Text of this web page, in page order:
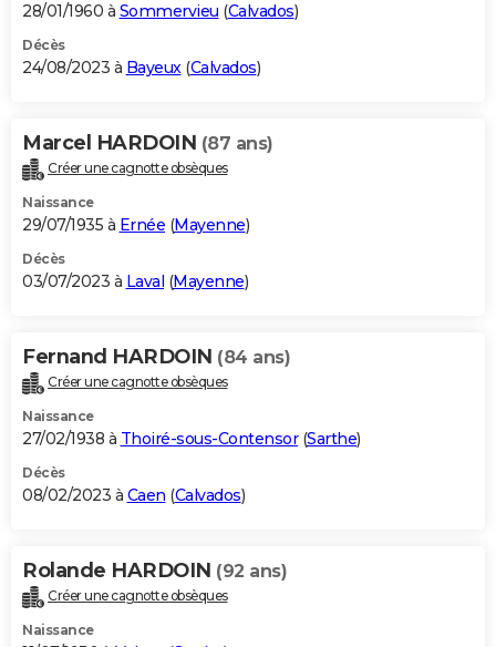
28/01/1960 à Sommervieu (Calvados)
Décès
24/08/2023 à Bayeux(Calvados)
Marcel HARDOIN (87 ans)
Créer une cagnotte obsèques
Naissance
29/07/1935 à Ernée (Mayenne)
Décès
03/07/2023 à Laval (Mayenne)
Fernand HARDOIN (84 ans)
Créer une cagnotte obsèques
Naissance
27/02/1938 à Thoiré-sous-Contensor(Sarthe)
Décès
08/02/2023 à Caen (Calvados)
Rolande HARDOIN (92 ans)
Créer une cagnotte obsèques
Naissance